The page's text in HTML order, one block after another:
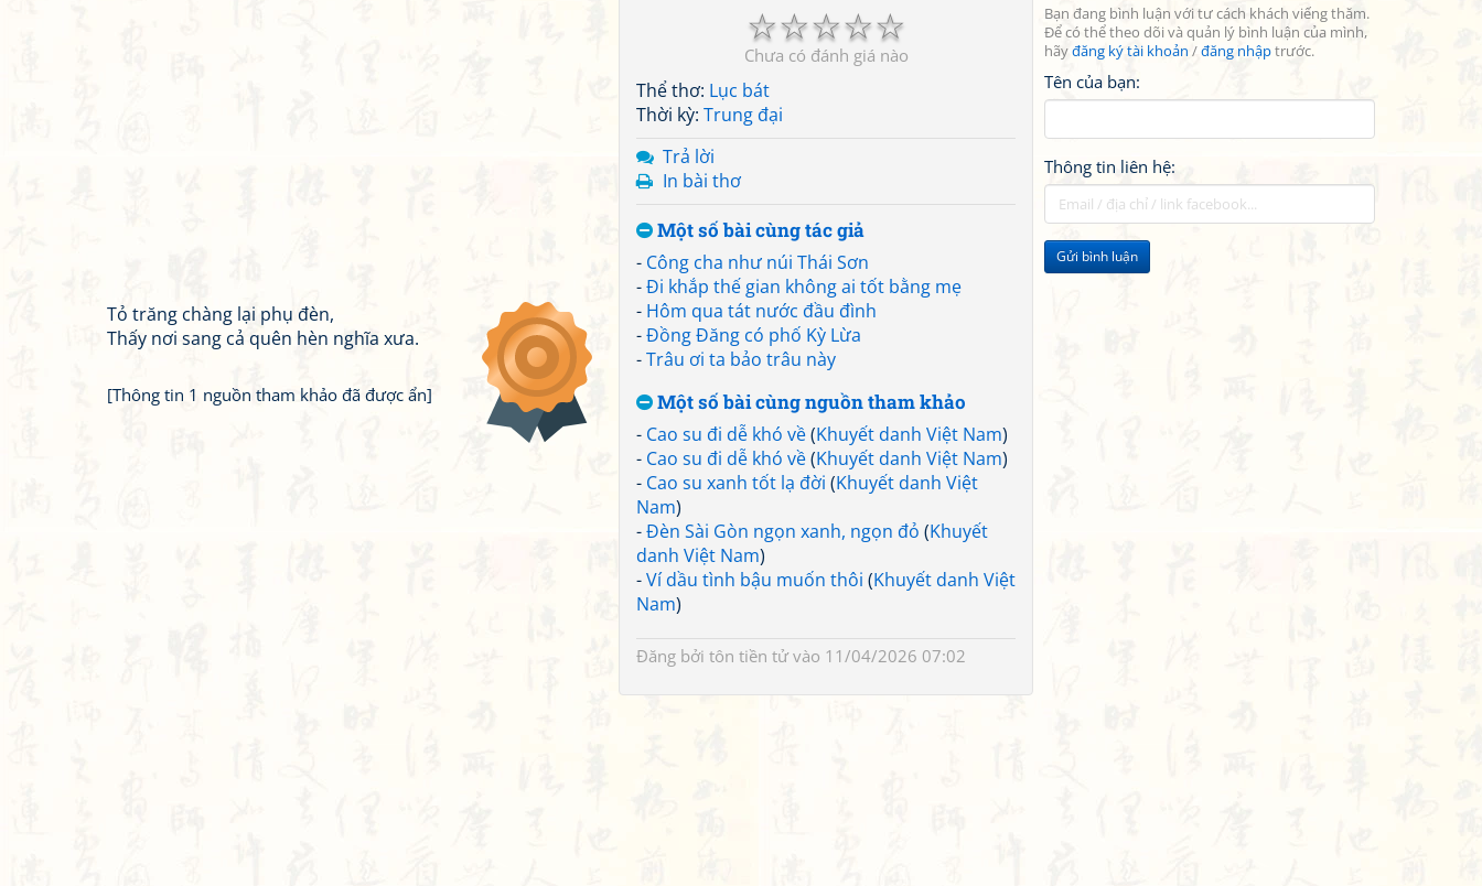
Bạn đang bình luận với tư cách khách viếng thăm.
Để có thể theo dõi và quản lý bình luận của mình,
hãyđăng ký tài khoản /đăng nhậptrước.
Tên của bạn:
Thông tin liên hệ:
Gửi bình luận
☆
☆
☆
☆
☆
Chưa có đánh giá nào
Thể thơ: Lục bát
Thời kỳ: Trung đại
Trả lời
In bài thơ
Một số bài cùng tác giả
- Công cha như núi Thái Sơn
-Đi khắp thế gian không ai tốt bằng mẹ
- Hôm qua tát nước đầu đình
-Đồng Đăng có phố Kỳ Lừa
-Trâu ơi ta bảo trâu này
Một số bài cùng nguồn tham khảo
- Cao su đi dễ khó về(Khuyết danh Việt Nam)
- Cao su đi dễ khó về(Khuyết danh Việt Nam)
- Cao su xanh tốt lạ đời (Khuyết danh Việt
Nam)
-Đèn Sài Gòn ngọn xanh, ngọn đỏ (Khuyết
danh Việt Nam)
-Ví dầu tình bậu muốn thôi (Khuyết danh Việt
Nam)
Đăng bởi tôn tiền tửvào 11/04/2026 07:02
Tỏ trăng chàng lại phụ đèn,
Thấy nơi sang cả quên hèn nghĩa xưa.
[Thông tin 1 nguồn tham khảo đã được ẩn]